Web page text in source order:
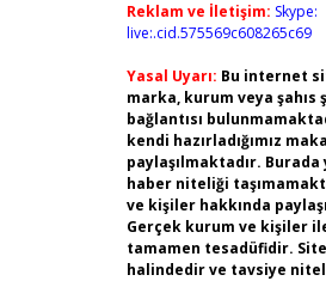
Reklam ve İletişim: Skype:
live:.cid.575569c608265c69
Yasal Uyarı: Bu internet
marka, kurum veya
bağlantısı
kendi hazırladığımız
paylaşılmaktadır.
haber niteliği
ve kişiler hakkında
Gerçek kurum ve kişiler
tamamen tesadüfidir.
halindedir ve tavsiye